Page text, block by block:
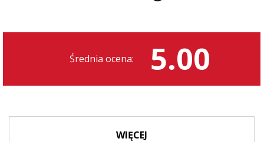
Średnia ocena: 5.00
WIĘCEJ